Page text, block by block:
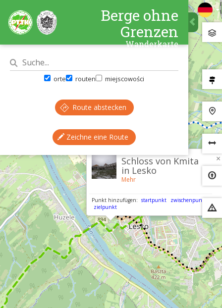
×
Schloss von Kmita
in Lesko
Mehr
Punkt hinzufügen: startpunkt
zwischenpunkt
zielpunkt
Berge ohne
Grenzen
Wanderkarte
orte routen miejscowości
Route abstecken
Zeichne eine Route